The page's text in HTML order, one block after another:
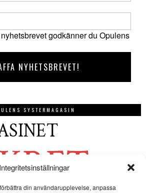
Integritetsinställningar
din användarupplevelse, anpassa
godkänner du Opulens
SYSTERMAGASIN